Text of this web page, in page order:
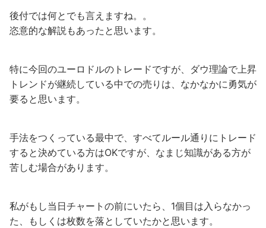
後付では何とでも言えますね。。
恣意的な解説もあったと思います。
特に今回のユーロドルのトレードですが、ダウ理論で上昇
トレンドが継続している中での売りは、なかなかに勇気が
要ると思います。
手法をつくっている最中で、すべてルール通りにトレード
すると決めている方はOKですが、なまじ知識がある方が
苦しむ場合があります。
私がもし当日チャートの前にいたら、1個目は入らなかっ
た、もしくは枚数を落としていたかと思います。